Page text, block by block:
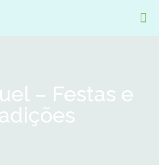
– Festas e